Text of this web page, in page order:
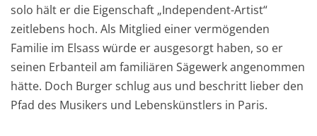
solo hält er die Eigenschaft „Independent-Artist“
zeitlebens hoch. Als Mitglied einer vermögenden
Familie im Elsass würde er ausgesorgt haben, so er
seinen Erbanteil am familiären Sägewerk angenommen
hätte. Doch Burger schlug aus und beschritt lieber den
Pfad des Musikers und Lebenskünstlers in Paris.